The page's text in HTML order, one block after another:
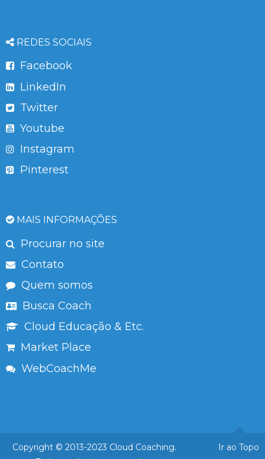
REDES SOCIAIS
Facebook
LinkedIn
Twitter
Youtube
Instagram
Pinterest
MAIS INFORMAÇÕES
Procurar no site
Contato
Quem somos
Busca Coach
Cloud Educação & Etc.
Market Place
WebCoachMe
Ir ao Topo
Copyright © 2013-2023 Cloud Coaching.